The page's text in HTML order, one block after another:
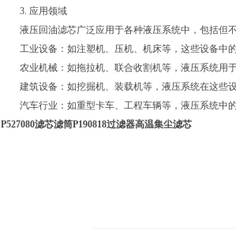
3. 应用领域
液压回油滤芯广泛应用于各种液压系统中，包括但不
工业设备：如注塑机、压机、机床等，这些设备中的
农业机械：如拖拉机、联合收割机等，液压系统用于
建筑设备：如挖掘机、装载机等，液压系统在这些设
汽车行业：如重型卡车、工程车辆等，液压系统中的
P527080滤芯滤筒P190818过滤器高温集尘滤芯